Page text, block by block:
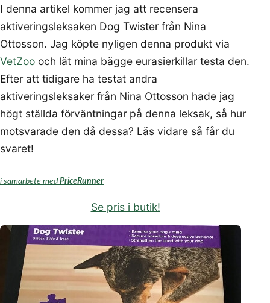
I denna artikel kommer jag att recensera
aktiveringsleksaken Dog Twister från Nina
Ottosson. Jag köpte nyligen denna produkt via
VetZoo och lät mina bägge eurasierkillar testa den.
Efter att tidigare ha testat andra
aktiveringsleksaker från Nina Ottosson hade jag
högt ställda förväntningar på denna leksak, så hur
motsvarade den då dessa? Läs vidare så får du
svaret!
i samarbete medPriceRunner
Se pris i butik!